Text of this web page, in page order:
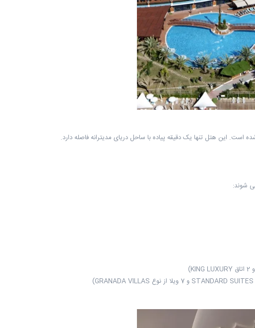
است. این هتل تنها یک دقیقه پیاده با ساحل دریای مدیترانه فاصله دارد.